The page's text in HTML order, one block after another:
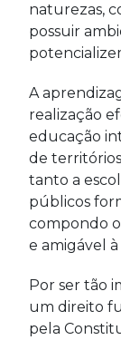
naturezas,
possuir
A
realização
educação
de
tanto a
públicos
compondo
e amigável
Por ser tão
um direito
pela